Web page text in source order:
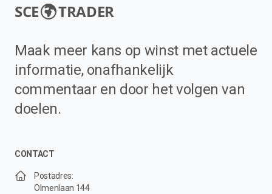
SCE TRADER
Maak meer kans op winst met actuele
informatie, onafhankelijk
commentaar en door het volgen van
doelen.
CONTACT
Postadres:
Olmenlaan 144